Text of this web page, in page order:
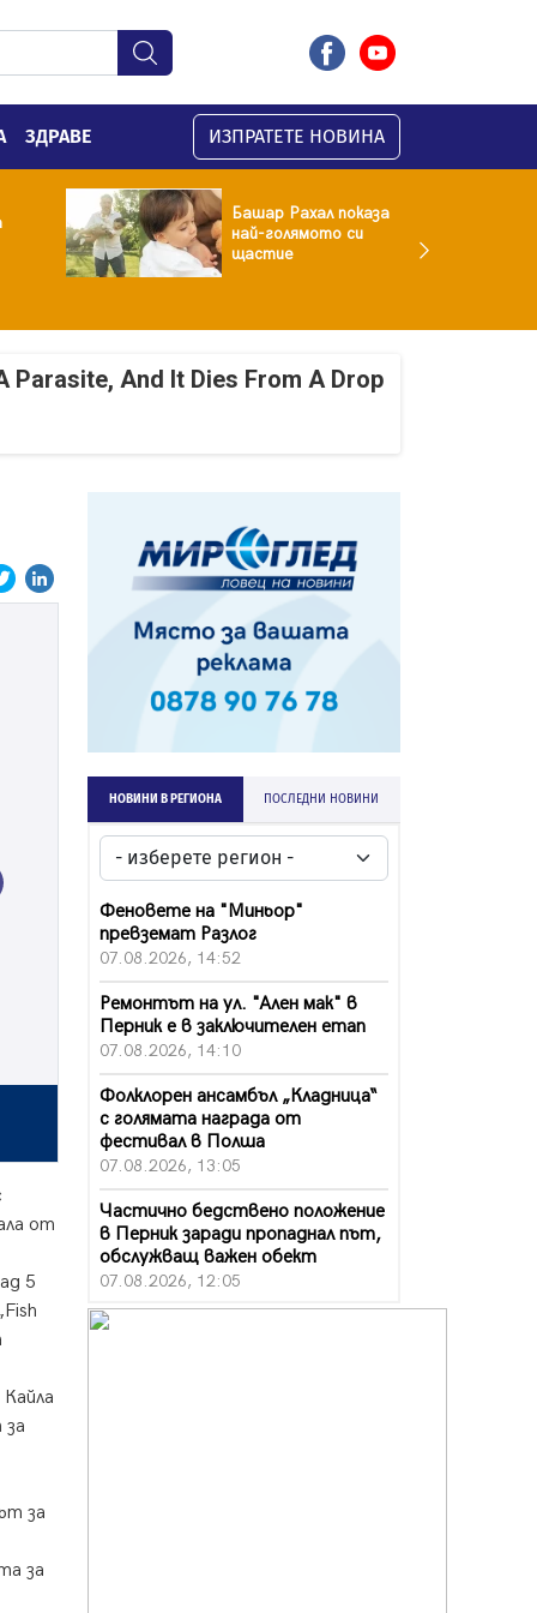
ЗДРАВЕ ИЗПРАТЕТЕ НОВИНА
Башар Рахал показа
най-голямото си
щастие
Parasite, And It Dies From A Drop
от
5
за
за
НОВИНИ В РЕГИОНА ПОСЛЕДНИ НОВИНИ
Феновете на "Миньор"
превземат Разлог
07.08.2026, 14:52
Ремонтът на ул. "Ален мак" в
Перник е в заключителен етап
07.08.2026, 14:10
Фолклорен ансамбъл „Кладница“
с голямата награда от
фестивал в Полша
07.08.2026, 13:05
Частично бедствено положение
в Перник заради пропаднал път,
обслужващ важен обект
07.08.2026, 12:05
Да отговорим на жегите с филм